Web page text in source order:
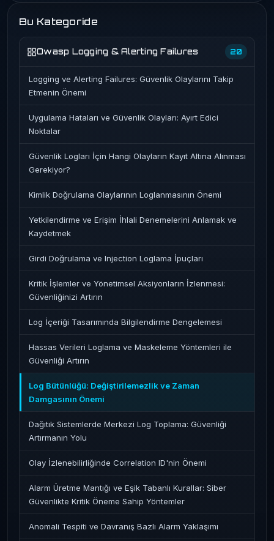
Bu Kategoride
Owasp Logging & Alerting Failures 20
Logging ve Alerting Failures: Güvenlik Olaylarını Takip
Etmenin Önemi
Uygulama Hataları ve Güvenlik Olayları: Ayırt Edici
Noktalar
Güvenlik Logları İçin Hangi Olayların Kayıt Altına Alınması
Gerekiyor?
Kimlik Doğrulama Olaylarının Loglanmasının Önemi
Yetkilendirme ve Erişim İhlali Denemelerini Anlamak ve
Kaydetmek
Girdi Doğrulama ve Injection Loglama İpuçları
Kritik İşlemler ve Yönetimsel Aksiyonların İzlenmesi:
Güvenliğinizi Artırın
Log İçeriği Tasarımında Bilgilendirme Dengelemesi
Hassas Verileri Loglama ve Maskeleme Yöntemleri ile
Güvenliği Artırın
Log Bütünlüğü: Değiştirilemezlik ve Zaman
Damgasının Önemi
Dağıtık Sistemlerde Merkezi Log Toplama: Güvenliği
Artırmanın Yolu
Olay İzlenebilirliğinde Correlation ID'nin Önemi
Alarm Üretme Mantığı ve Eşik Tabanlı Kurallar: Siber
Güvenlikte Kritik Öneme Sahip Yöntemler
Anomali Tespiti ve Davranış Bazlı Alarm Yaklaşımı